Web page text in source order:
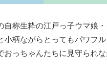
自称生粋の江戸っ子ウマ娘
小柄ながらとってもパワフ
おっちゃんたちに見守られ